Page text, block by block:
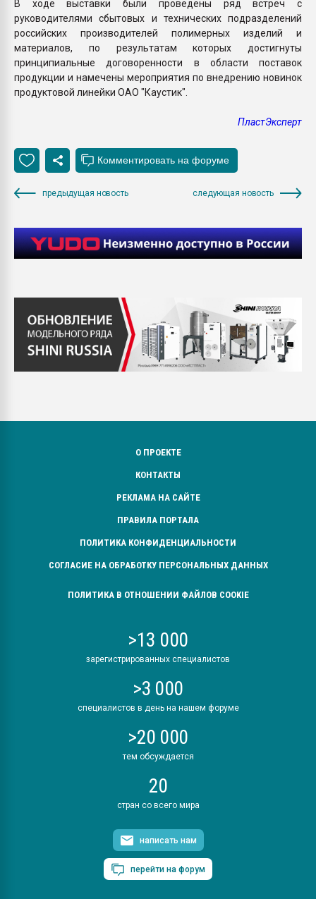
В ходе выставки были проведены ряд встреч с
руководителями сбытовых и технических подразделений
российских производителей полимерных изделий и
материалов, по результатам которых достигнуты
принципиальные договоренности в области поставок
продукции и намечены мероприятия по внедрению новинок
продуктовой линейки ОАО "Каустик".
ПластЭксперт
предыдущая новость следующая новость
О ПРОЕКТЕ
КОНТАКТЫ
РЕКЛАМА НА САЙТЕ
ПРАВИЛА ПОРТАЛА
ПОЛИТИКА КОНФИДЕНЦИАЛЬНОСТИ
СОГЛАСИЕ НА ОБРАБОТКУ ПЕРСОНАЛЬНЫХ ДАННЫХ
ПОЛИТИКА В ОТНОШЕНИИ ФАЙЛОВ COOKIE
>13 000
зарегистрированных специалистов
>3 000
специалистов в день на нашем форуме
>20 000
тем обсуждается
20
стран со всего мира
написать нам
перейти на форум